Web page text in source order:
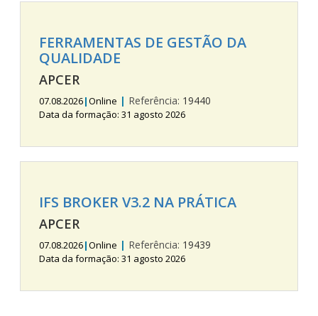
FERRAMENTAS DE GESTÃO DA
QUALIDADE
APCER
07.08.2026|Online | Referência: 19440
Data da formação: 31 agosto 2026
IFS BROKER V3.2 NA PRÁTICA
APCER
07.08.2026|Online | Referência: 19439
Data da formação: 31 agosto 2026